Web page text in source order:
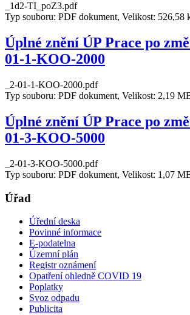
_1d2-TI_poZ3.pdf
Typ souboru: PDF dokument, Velikost: 526,58
Úplné znění ÚP Prace po
01-1-KOO-2000
_2-01-1-KOO-2000.pdf
Typ souboru: PDF dokument, Velikost: 2,19
Úplné znění ÚP Prace po
01-3-KOO-5000
_2-01-3-KOO-5000.pdf
Typ souboru: PDF dokument, Velikost: 1,07
Úřad
Úřední deska
Povinné informace
E-podatelna
Územní plán
Registr oznámení
Opatření ohledně COVID 19
Poplatky
Svoz odpadu
Publicita